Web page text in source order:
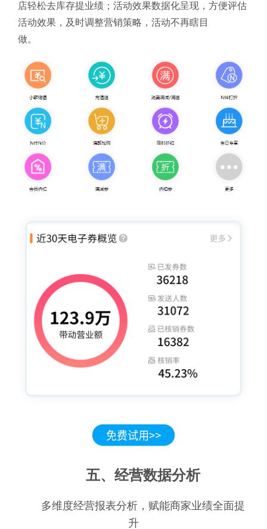
店轻松去库存提业绩；活动效果数据化呈现，方便评估
活动效果，及时调整营销策略，活动不再瞎目
做。
五、经营数据分析
多维度经营报表分析，赋能商家业绩全面提
升